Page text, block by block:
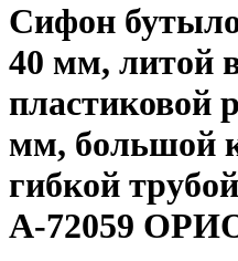
Сифон
40 мм, литой
пластиковой
мм, большой
гибкой
А-72059